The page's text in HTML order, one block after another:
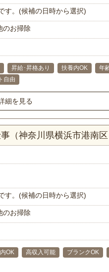
す。(候補の日時から選択)
のお掃除
昇給･昇格あり 扶養内OK 年
自由
細を見る
（神奈川県横浜市港南区
す。(候補の日時から選択)
のお掃除
OK 高収入可能 ブランクOK